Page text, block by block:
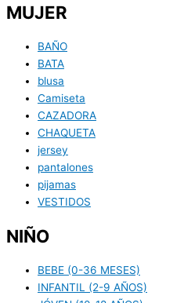
MUJER
BAÑO
BATA
blusa
Camiseta
CAZADORA
CHAQUETA
jersey
pantalones
pijamas
VESTIDOS
NIÑO
BEBE (0-36 MESES)
INFANTIL (2-9 AÑOS)